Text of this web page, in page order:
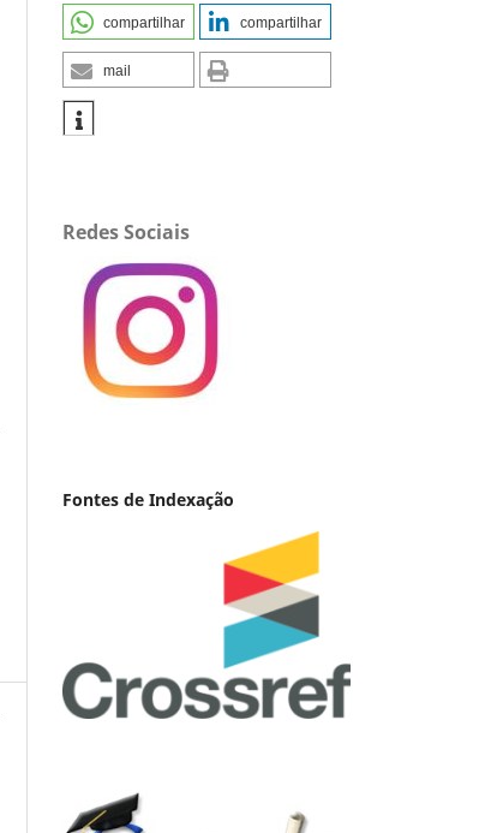
compartilhar compartilhar
mail
Redes Sociais
Fontes de Indexação